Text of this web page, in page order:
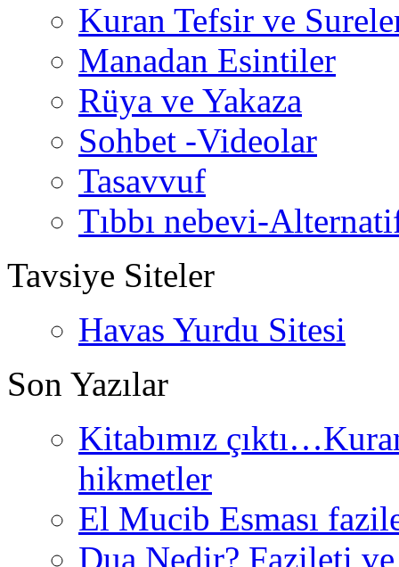
Kuran Tefsir ve
Manadan Esintiler
Rüya ve Yakaza
Sohbet -Videolar
Tasavvuf
Tıbbı nebevi-
Tavsiye Siteler
Havas Yurdu Sitesi
Son Yazılar
Kitabımız
hikmetler
El Mucib Esması
Dua Nedir? Fazileti